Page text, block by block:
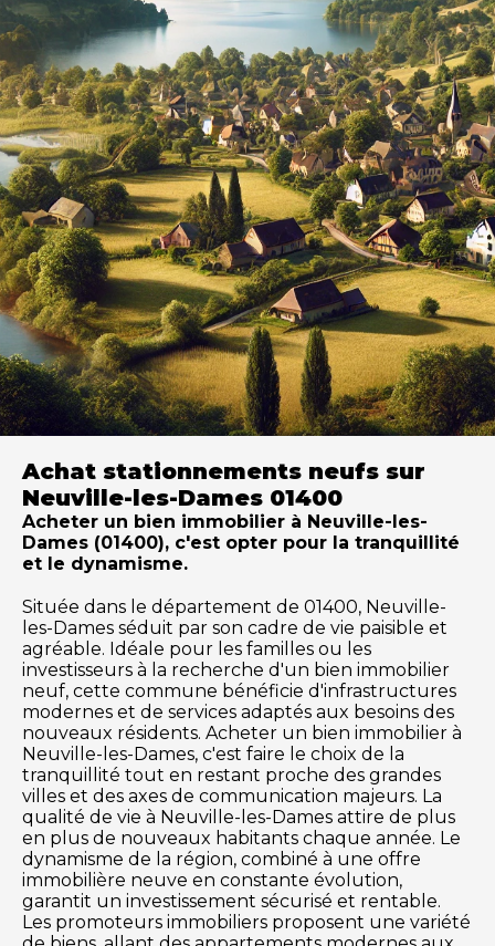
Achat stationnements neufs sur
Neuville-les-Dames 01400
Acheter un bien immobilier à Neuville-les-
Dames (01400), c'est opter pour la tranquillité
et le dynamisme.
Située dans le département de 01400, Neuville-
les-Dames séduit par son cadre de vie paisible et
agréable. Idéale pour les familles ou les
investisseurs à la recherche d'un bien immobilier
neuf, cette commune bénéficie d'infrastructures
modernes et de services adaptés aux besoins des
nouveaux résidents. Acheter un bien immobilier à
Neuville-les-Dames, c'est faire le choix de la
tranquillité tout en restant proche des grandes
villes et des axes de communication majeurs. La
qualité de vie à Neuville-les-Dames attire de plus
en plus de nouveaux habitants chaque année. Le
dynamisme de la région, combiné à une offre
immobilière neuve en constante évolution,
garantit un investissement sécurisé et rentable.
Les promoteurs immobiliers proposent une variété